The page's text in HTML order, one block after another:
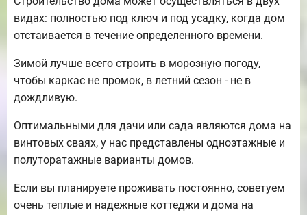
видах: полностью под ключ и под усадку, когда дом
отстаивается в течение определенного времени.
Зимой лучше всего строить в морозную погоду,
чтобы каркас не промок, в летний сезон - не в
дождливую.
Оптимальными для дачи или сада являются дома на
винтовых сваях, у нас представлены одноэтажные и
полуторатажные варианты домов.
Если вы планируете проживать постоянно, советуем
очень теплые и надежные коттеджи и дома на